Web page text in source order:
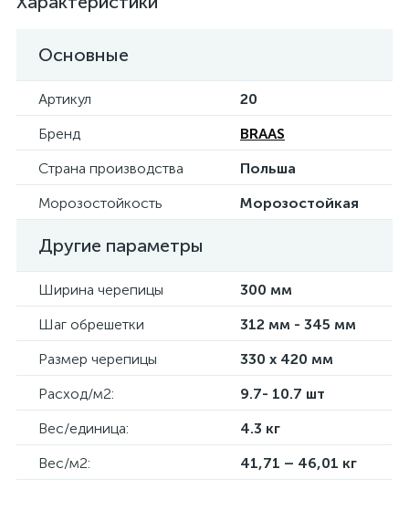
Основные
Артикул
20
Бренд
BRAAS
Страна производства
Польша
Морозостойкость
Морозостойкая
Другие параметры
Ширина черепицы
300 мм
Шаг обрешетки
312 мм - 345 мм
Размер черепицы
330 x 420 мм
Расход/м2:
9.7- 10.7 шт
Вес/единица:
4.3 кг
Вес/м2:
41,71 – 46,01 кг